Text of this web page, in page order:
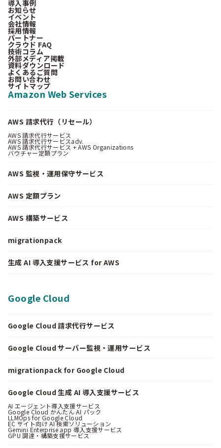
導入事例
お知らせ
イベント
会社情報
採用情報
パートナー
クラウド FAQ
技術コラム
外部メディア掲載
資料ダウンロード
よくあるご質問
お問い合わせ
サイトマップ
Amazon Web Services
AWS 請求代行（リセール）
AWS 請求代行サービス
AWS 請求代行サービスadv.
AWS 請求代行サービス + AWS Organizations
バウチャー定額プラン
AWS 監視・運用保守サービス
AWS 定額プラン
AWS 構築サービス
migrationpack
生成 AI 導入支援サービス for AWS
Google Cloud
Google Cloud 請求代行サービス
Google Cloud サーバー監視・運用サービス
migrationpack for Google Cloud
Google Cloud 生成 AI 導入支援サービス
AI エージェント導入支援サービス
Google Cloud かんたん AI パック
LLMOps for Google Cloud
EC サイト向け AI 検索ソリューション
Gemini Enterprise app 導入支援サービス
GPU 調達・構築支援サービス